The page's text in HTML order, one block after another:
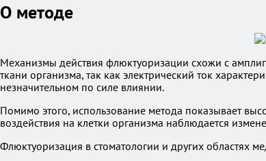
О методе
Механизмы действия флюктуоризации схожи с
ткани организма, так как электрический ток
незначительном по силе влиянии.
Помимо этого, использование метода показывает
воздействия на клетки организма наблюдается
Флюктуоризация в стоматологии и других областях